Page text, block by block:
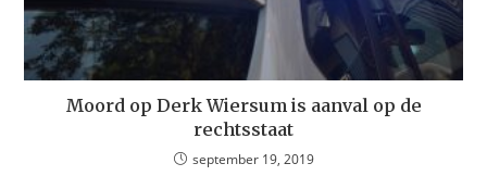
Moord op Derk Wiersum is aanval op de
rechtsstaat
september 19, 2019